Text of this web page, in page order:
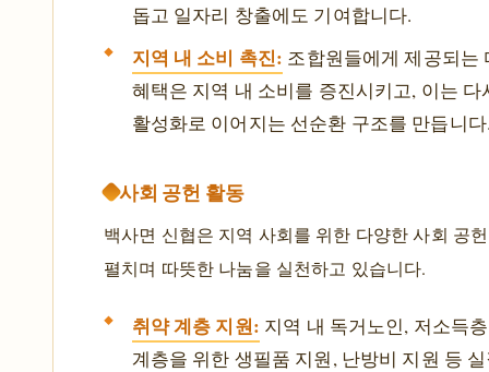
돕고 일자리 창출에도 기여합니다.
지역 내 소비 촉진: 조합원들에게 제공되는
혜택은 지역 내 소비를 증진시키고, 이는 다
활성화로 이어지는 선순환 구조를 만듭니
사회 공헌 활동
백사면 신협은 지역 사회를 위한 다양한 사회 공
펼치며 따뜻한 나눔을 실천하고 있습니다.
취약 계층 지원: 지역 내 독거노인, 저소득
계층을 위한 생필품 지원, 난방비 지원 등